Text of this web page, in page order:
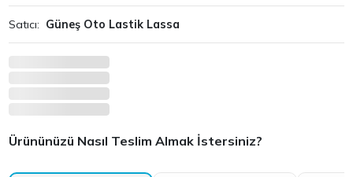
Satıcı: Güneş Oto Lastik Lassa
Ürününüzü Nasıl Teslim Almak İstersiniz?